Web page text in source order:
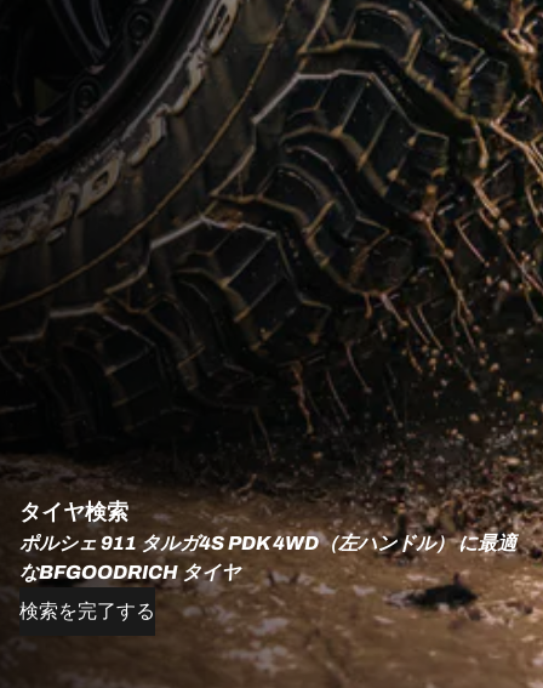
タイヤ検索
ポルシェ 911 タルガ4S PDK 4WD（左ハンドル） に最適
なBFGOODRICH タイヤ
検索を完了する